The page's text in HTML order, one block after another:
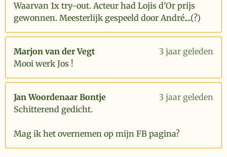
Waarvan 1x try-out. Acteur had Lojis d'Or prijs
gewonnen. Meesterlijk gespeeld door André....(?)
Marjon van der Vegt
3 jaar geleden
Mooi werk Jos !
Jan Woordenaar Bontje
3 jaar geleden
Schitterend gedicht.
Mag ik het overnemen op mijn FB pagina?